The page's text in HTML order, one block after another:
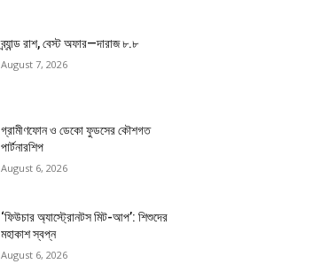
ব্র্যান্ড রাশ, বেস্ট অফার—দারাজ ৮.৮
August 7, 2026
গ্রামীণফোন ও ডেকো ফুডসের কৌশগত
পার্টনারশিপ
August 6, 2026
‘ফিউচার অ্যাস্ট্রোনটস মিট-আপ’: শিশুদের
মহাকাশ স্বপ্ন
August 6, 2026